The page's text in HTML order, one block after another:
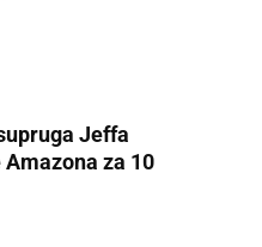
Jeffa
za 10